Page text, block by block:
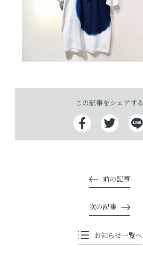
この記事をシェアする
前の記事
お知らせ一覧へ
次の記事